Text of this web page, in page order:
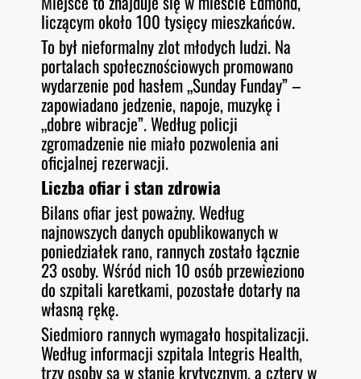
liczącym około 100 tysięcy mieszkańców.
To był nieformalny zlot młodych ludzi. Na
portalach społecznościowych promowano
wydarzenie pod hasłem „Sunday Funday” –
zapowiadano jedzenie, napoje, muzykę i
„dobre wibracje”. Według policji
zgromadzenie nie miało pozwolenia ani
oficjalnej rezerwacji.
Liczba ofiar i stan zdrowia
Bilans ofiar jest poważny. Według
najnowszych danych opublikowanych w
poniedziałek rano, rannych zostało łącznie
23 osoby. Wśród nich 10 osób przewieziono
do szpitali karetkami, pozostałe dotarły na
własną rękę.
Siedmioro rannych wymagało hospitalizacji.
Według informacji szpitala Integris Health,
trzy osoby są w stanie krytycznym, a cztery w